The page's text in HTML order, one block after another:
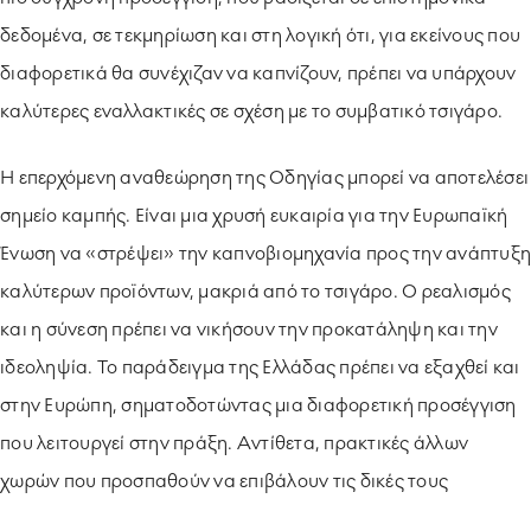
δεδομένα, σε τεκμηρίωση και στη λογική ότι, για εκείνους που
διαφορετικά θα συνέχιζαν να καπνίζουν, πρέπει να υπάρχουν
καλύτερες εναλλακτικές σε σχέση με το συμβατικό τσιγάρο.
Η επερχόμενη αναθεώρηση της Οδηγίας μπορεί να αποτελέσει
σημείο καμπής. Είναι μια χρυσή ευκαιρία για την Ευρωπαϊκή
Ένωση να «στρέψει» την καπνοβιομηχανία προς την ανάπτυξη
καλύτερων προϊόντων, μακριά από το τσιγάρο. Ο ρεαλισμός
και η σύνεση πρέπει να νικήσουν την προκατάληψη και την
ιδεοληψία. Το παράδειγμα της Ελλάδας πρέπει να εξαχθεί και
στην Ευρώπη, σηματοδοτώντας μια διαφορετική προσέγγιση
που λειτουργεί στην πράξη. Αντίθετα, πρακτικές άλλων
χωρών που προσπαθούν να επιβάλουν τις δικές τους